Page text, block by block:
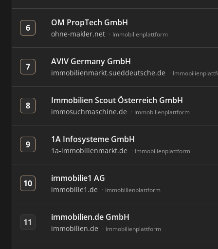
6 OM PropTech GmbH
ohne-makler.net Immobilienplattform
7 AVIV Germany GmbH
immobilienmarkt.sueddeutsche.de
8 Immobilien Scout Österreich GmbH
immosuchmaschine.de Immobilienplattform
9 1A Infosysteme GmbH
1a-immobilienmarkt.de Immobilienplattform
10 immobilie1 AG
immobilie1.de Immobilienplattform
11 immobilien.de GmbH
immobilien.de Immobilienplattform